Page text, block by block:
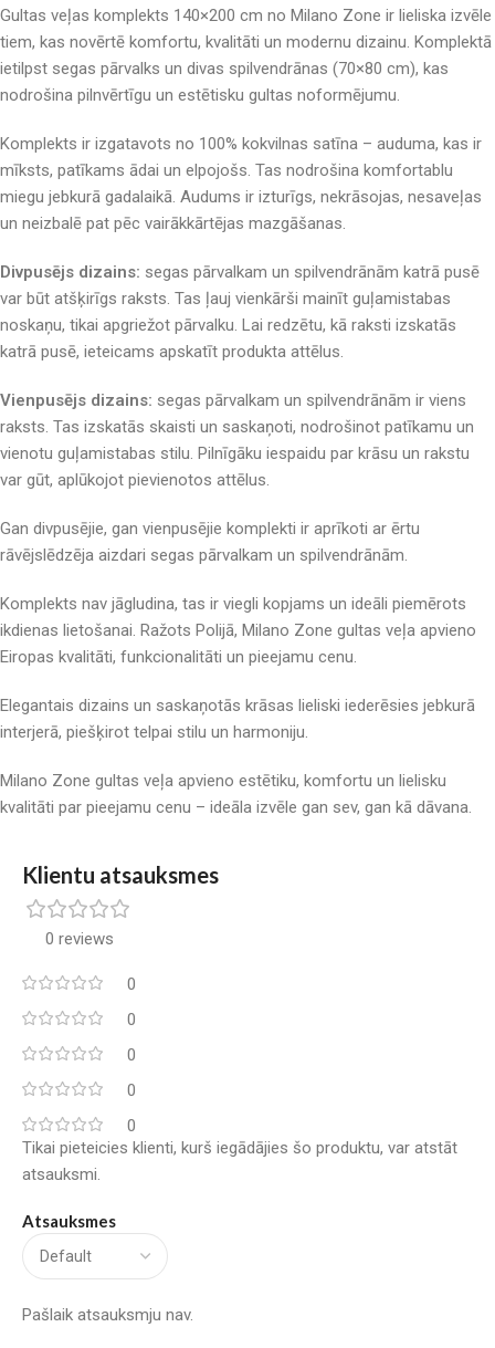
Gultas veļas komplekts 140×200 cm no Milano Zone ir lieliska izvēle
tiem, kas novērtē komfortu, kvalitāti un modernu dizainu. Komplektā
ietilpst segas pārvalks un divas spilvendrānas (70×80 cm), kas
nodrošina pilnvērtīgu un estētisku gultas noformējumu.
Komplekts ir izgatavots no 100% kokvilnas satīna – auduma, kas ir
mīksts, patīkams ādai un elpojošs. Tas nodrošina komfortablu
miegu jebkurā gadalaikā. Audums ir izturīgs, nekrāsojas, nesaveļas
un neizbalē pat pēc vairākkārtējas mazgāšanas.
Divpusējs dizains: segas pārvalkam un spilvendrānām katrā pusē
var būt atšķirīgs raksts. Tas ļauj vienkārši mainīt guļamistabas
noskaņu, tikai apgriežot pārvalku. Lai redzētu, kā raksti izskatās
katrā pusē, ieteicams apskatīt produkta attēlus.
Vienpusējs dizains: segas pārvalkam un spilvendrānām ir viens
raksts. Tas izskatās skaisti un saskaņoti, nodrošinot patīkamu un
vienotu guļamistabas stilu. Pilnīgāku iespaidu par krāsu un rakstu
var gūt, aplūkojot pievienotos attēlus.
Gan divpusējie, gan vienpusējie komplekti ir aprīkoti ar ērtu
rāvējslēdzēja aizdari segas pārvalkam un spilvendrānām.
Komplekts nav jāgludina, tas ir viegli kopjams un ideāli piemērots
ikdienas lietošanai. Ražots Polijā, Milano Zone gultas veļa apvieno
Eiropas kvalitāti, funkcionalitāti un pieejamu cenu.
Elegantais dizains un saskaņotās krāsas lieliski iederēsies jebkurā
interjerā, piešķirot telpai stilu un harmoniju.
Milano Zone gultas veļa apvieno estētiku, komfortu un lielisku
kvalitāti par pieejamu cenu – ideāla izvēle gan sev, gan kā dāvana.
Klientu atsauksmes
0 reviews
0
0
0
0
0
Atsauksmes
Pašlaik atsauksmju nav.
Tikai pieteicies klienti, kurš iegādājies šo produktu, var atstāt
atsauksmi.